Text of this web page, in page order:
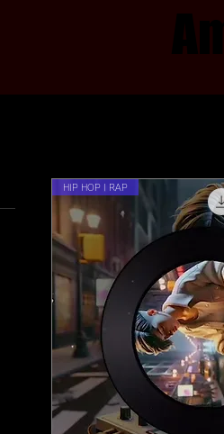
HIP HOP | RAP